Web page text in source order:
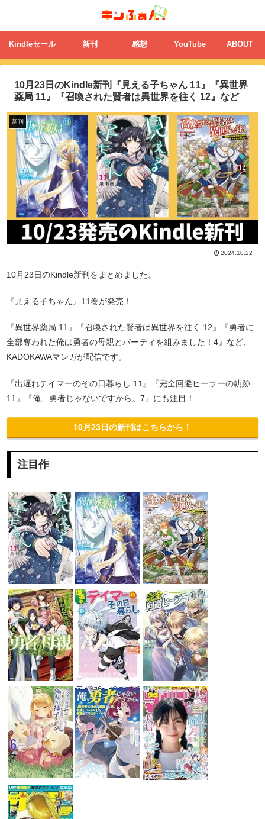
Kindleセール 新刊 感想 YouTube ABOUT
10月23日のKindle新刊『見える子ちゃん 11』『異世界
薬局 11』『召喚された賢者は異世界を往く 12』など
新刊
2024.10.22
10月23日のKindle新刊をまとめました。
『見える子ちゃん』11巻が発売！
『異世界薬局 11』『召喚された賢者は異世界を往く 12』『勇者に
全部奪われた俺は勇者の母親とパーティを組みました！4』など、
KADOKAWAマンガが配信です。
『出遅れテイマーのその日暮らし 11』『完全回避ヒーラーの軌跡
11』『俺、勇者じゃないですから。7』にも注目！
10月23日の新刊はこちらから！
注目作